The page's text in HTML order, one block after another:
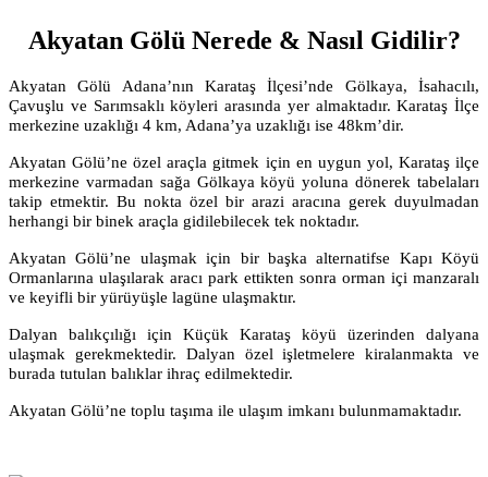
Akyatan Gölü Nerede & Nasıl Gidilir?
Akyatan Gölü Adana’nın Karataş İlçesi’nde Gölkaya, İsahacılı,
Çavuşlu ve Sarımsaklı köyleri arasında yer almaktadır. Karataş İlçe
merkezine uzaklığı 4 km, Adana’ya uzaklığı ise 48km’dir.
Akyatan Gölü’ne özel araçla gitmek için en uygun yol, Karataş ilçe
merkezine varmadan sağa Gölkaya köyü yoluna dönerek tabelaları
takip etmektir. Bu nokta özel bir arazi aracına gerek duyulmadan
herhangi bir binek araçla gidilebilecek tek noktadır.
Akyatan Gölü’ne ulaşmak için bir başka alternatifse Kapı Köyü
Ormanlarına ulaşılarak aracı park ettikten sonra orman içi manzaralı
ve keyifli bir yürüyüşle lagüne ulaşmaktır.
Dalyan balıkçılığı için Küçük Karataş köyü üzerinden dalyana
ulaşmak gerekmektedir. Dalyan özel işletmelere kiralanmakta ve
burada tutulan balıklar ihraç edilmektedir.
Akyatan Gölü’ne toplu taşıma ile ulaşım imkanı bulunmamaktadır.